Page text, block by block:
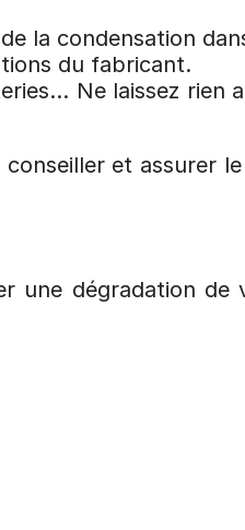
la condensation
du fabricant.
Ne laissez rien
et assurer
une dégradation